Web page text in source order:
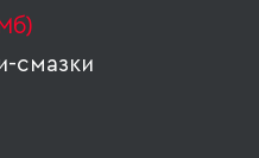
смазки